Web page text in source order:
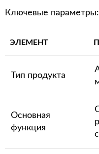
Ключевые параметры:
ЭЛЕМЕНТ
Тип продукта
Основная
функция